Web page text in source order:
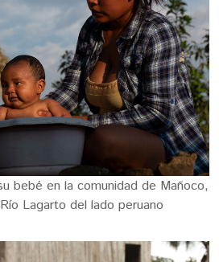
bebé en la comunidad de Mañoco,
Lagarto del lado peruano